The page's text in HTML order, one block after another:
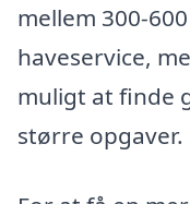
mellem 300-
haveservice,
muligt at finde
større opgaver.